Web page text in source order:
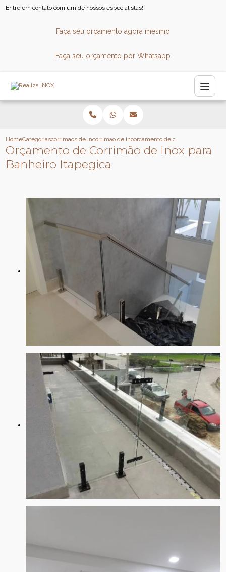
Entre em contato com um de nossos especialistas!
Faça seu orçamento agora mesmo
Faça seu orçamento por Whatsapp
HomeCategoriascorrimaos de inoxcorrimao de inox para escadaorcamento de corrimao de inox
Orçamento de Corrimão de Inox para
Banheiro Itapegica